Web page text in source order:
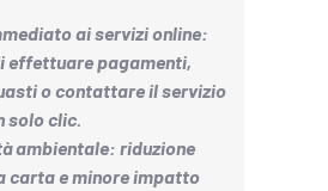
ai servizi online:
effettuare pagamenti,
o contattare il servizio
solo clic.
ambientale: riduzione
carta e minore impatto